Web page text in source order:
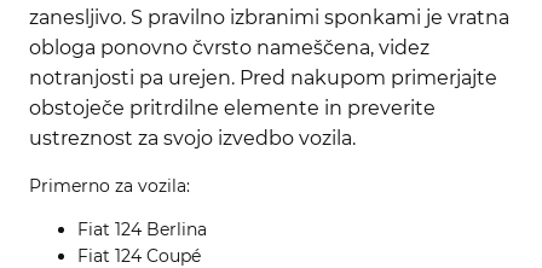
zanesljivo. S pravilno izbranimi sponkami je vratna
obloga ponovno čvrsto nameščena, videz
notranjosti pa urejen. Pred nakupom primerjajte
obstoječe pritrdilne elemente in preverite
ustreznost za svojo izvedbo vozila.
Primerno za vozila:
Fiat 124 Berlina
Fiat 124 Coupé